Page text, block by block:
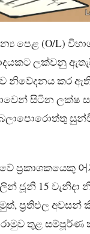
පෙළ (O/L)
ලක්වනු
නිවේදනය කර
සිටින ලක්ෂ
ප්‍රකාශකයෙකු
ජූනි 15 වැනිදා
ප්‍රතිඵල අවසන්
තුළ සම්පූර්ණ